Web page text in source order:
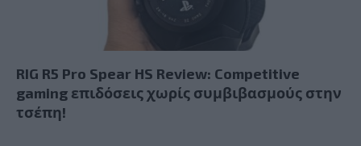
RIG R5 Pro Spear HS Review: Competitive
gaming επιδόσεις χωρίς συμβιβασμούς στην
τσέπη!